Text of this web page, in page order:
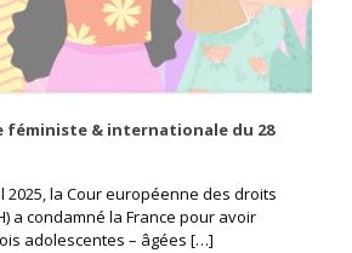
féministe & internationale du 28
2025, la Cour européenne des droits
a condamné la France pour avoir
adolescentes – âgées […]